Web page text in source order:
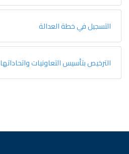
التسجيل في خطة العدالة
الترخيص بتأسيس التعاونيات واتحاداتها